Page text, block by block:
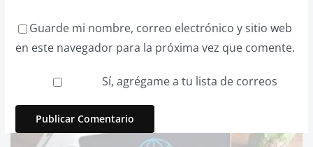
Guarde mi nombre, correo electrónico y sitio web
en este navegador para la próxima vez que comente.
Sí, agrégame a tu lista de correos